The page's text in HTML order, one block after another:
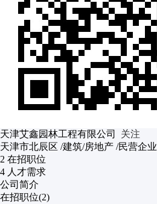
天津艾鑫园林工程有限公司
关注
天津市北辰区 /建筑/房地产 /民营企业
2 在招职位
4 人才需求
公司简介
在招职位(2)